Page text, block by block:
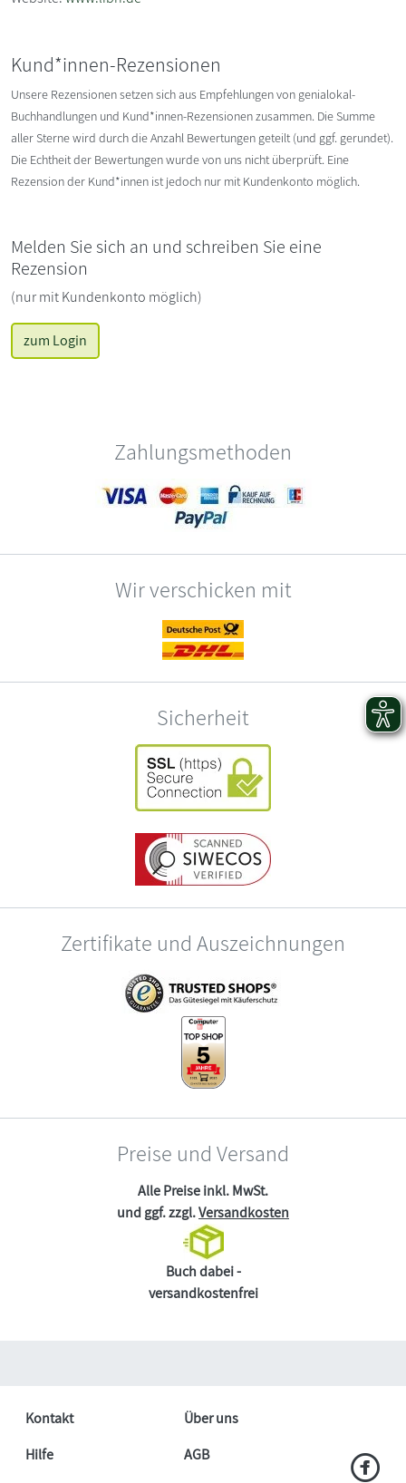
Kund*innen-Rezensionen
Unsere Rezensionen setzen sich aus Empfehlungen von genialokal-
Buchhandlungen und Kund*innen-Rezensionen zusammen. Die Summe
aller Sterne wird durch die Anzahl Bewertungen geteilt (und ggf. gerundet).
Die Echtheit der Bewertungen wurde von uns nicht überprüft. Eine
Rezension der Kund*innen ist jedoch nur mit Kundenkonto möglich.
Melden Sie sich an und schreiben Sie eine
Rezension
(nur mit Kundenkonto möglich)
zum Login
Zahlungsmethoden
Wir verschicken mit
Sicherheit
Zertifikate und Auszeichnungen
Preise und Versand
Alle Preise inkl. MwSt.
und ggf. zzgl.Versandkosten
Buch dabei -
versandkostenfrei
Kontakt
Über uns
Hilfe
AGB